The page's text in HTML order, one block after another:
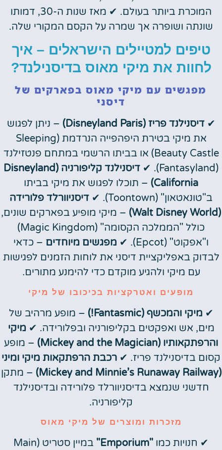
המוכרת ביותר בעולם. ✔ מאז שנות ה-30, דמותו
שונתה ושופרה אך שמרה על הקסם המקורי שלה.
טיפים למטיילים הישראלים – איך
לחוות את מיקי מאוס בדיסנילנד?
מפגשים עם מיקי מאוס בפארקים של
דיסני
✔דיסנילנד פריז (Disneyland Paris)
– ניתן לפגוש
את מיקי בטירת היפהפייה הנרדמת (Sleeping
Beauty Castle) או בביתו הרשמי במתחם פנטזילנד
(Fantasyland). ✔
דיסנילנד קליפורניה (Disneyland
California) – תוכלו לפגוש את מיקי בביתו
ב"טונאטאון" (Toontown). ✔
דיסניוורלד פלורידה
(Walt Disney World)
– מיקי מופיע בפארקים שונים,
כולל "הממלכה הקסומה" (Magic Kingdom)
ו"אפקוט" (Epcot). ✔
מפגשים מיוחדים – כדאי
לבדוק באפליקציית דיסני את לוחות הזמנים לפגישות
עם מיקי ולהגיע מוקדם כדי להימנע מתורים.
מופעים ואטרקציות בכיכובו של מיקי
✔ מיקי והמכשף (Fantasmic!)
– מופע מרהיב של
מים, אש ואפקטים בקליפורניה ובפלורידה. ✔ מיקי
והרפתקאותיו (Mickey and the Magician)
– מופע
קסום בדיסנילנד פריז. ✔ רכבת הרפתקאות מיקי ומיני
(Mickey and Minnie’s Runaway Railway)
– מתקן
חדשני שנמצא בדיסניוורלד פלורידה ובדיסנילנד
קליפורניה.
מזכרות ומוצרים של מיקי מאוס
✔ חנויות כמו "Emporium"
במיין סטריט (Main